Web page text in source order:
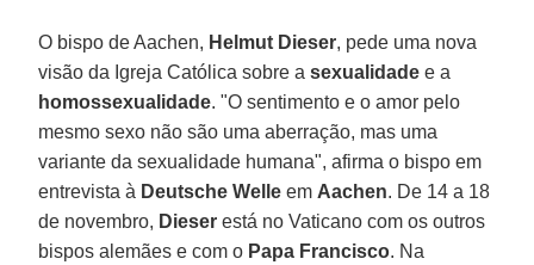
O bispo de Aachen, Helmut Dieser, pede uma nova
visão da Igreja Católica sobre asexualidade e a
homossexualidade. "O sentimento e o amor pelo
mesmo sexo não são uma aberração, mas uma
variante da sexualidade humana", afirma o bispo em
entrevista à Deutsche Welle em Aachen. De 14 a 18
de novembro, Dieser está no Vaticano com os outros
bispos alemães e com o Papa Francisco. Na